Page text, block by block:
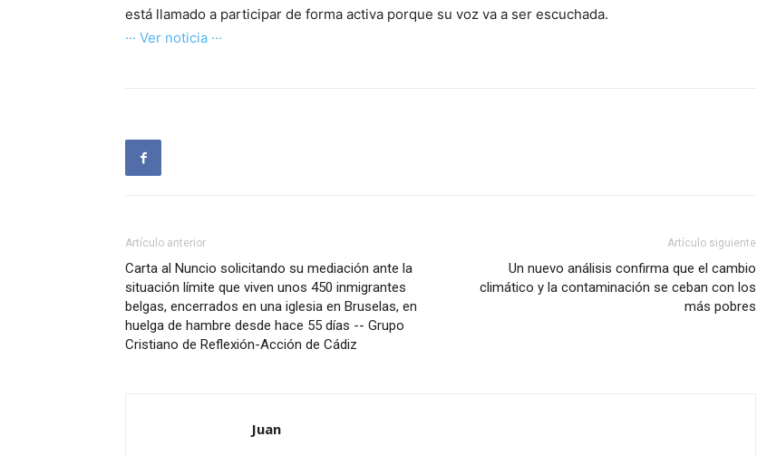
está llamado a participar de forma activa porque su voz va a ser escuchada.
··· Ver noticia ···
Artículo anterior
Carta al Nuncio solicitando su mediación ante la
situación límite que viven unos 450 inmigrantes
belgas, encerrados en una iglesia en Bruselas, en
huelga de hambre desde hace 55 días -- Grupo
Cristiano de Reflexión-Acción de Cádiz
Artículo siguiente
Un nuevo análisis confirma que el cambio
climático y la contaminación se ceban con los
más pobres
Juan